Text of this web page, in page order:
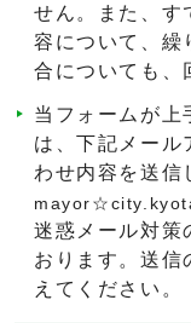
せん。また、す
容について、繰
合についても、
当フォームが上
は、下記メール
わせ内容を送信
迷惑メール対策
おります。送
えてください。